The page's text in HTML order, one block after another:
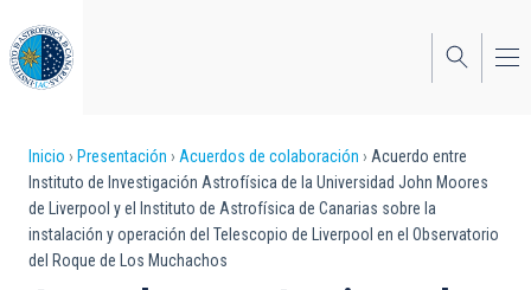
al
contenido
principal
Sobrescribir
enlaces
de
Inicio Presentación Acuerdos de colaboración
Acuerdo entre
Instituto de Investigación Astrofísica de la Universidad John Moores
de Liverpool y el Instituto de Astrofísica de Canarias sobre la
instalación y operación del Telescopio de Liverpool en el Observatorio
del Roque de Los Muchachos